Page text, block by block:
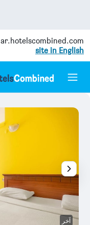
ar.hotelscombined.com
site in English
آخر